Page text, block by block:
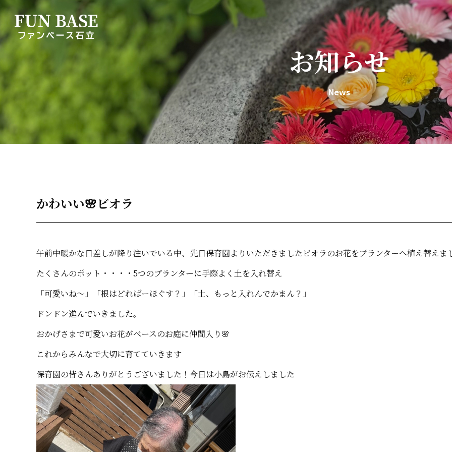
お知らせ
News
かわいい🌸ビオラ
午前中暖かな日差しが降り注いでいる中、先日保育園よりいただきましたビオラのお花をプランターへ植え替えま
たくさんのポット・・・・5つのプランターに手際よく土を入れ替え
「可愛いね～」「根はどればーほぐす？」「土、もっと入れんでかまん？」
ドンドン進んでいきました。
おかげさまで可愛いお花がベースのお庭に仲間入り🌸
これからみんなで大切に育てていきます
保育園の皆さんありがとうございました！今日は小島がお伝えしました